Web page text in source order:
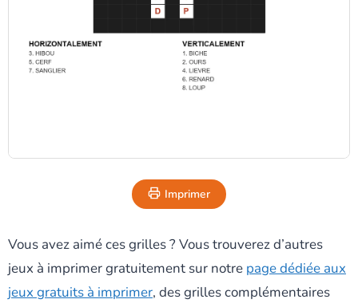
Imprimer
Vous avez aimé ces grilles ? Vous trouverez d’autres
jeux à imprimer gratuitement sur notre page dédiée aux
jeux gratuits à imprimer, des grilles complémentaires